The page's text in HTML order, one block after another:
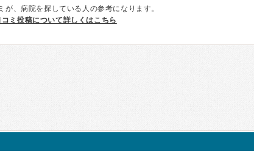
が、病院を探している人の参考になります。
コミ投稿について詳しくはこちら